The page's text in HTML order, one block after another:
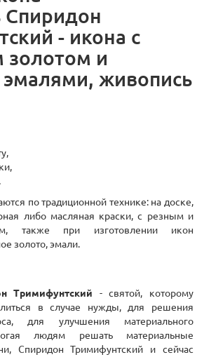
Спиридон
- икона с
золотом и
живопись
по традиционной технике: на доске,
либо масляная краски, с резным и
также при изготовлении икон
золото,эмали.
Тримифунтский - святой, которому
в случае нужды, для решения
для улучшения материального
людям решать материальные
Спиридон Тримифунтский и сейчас